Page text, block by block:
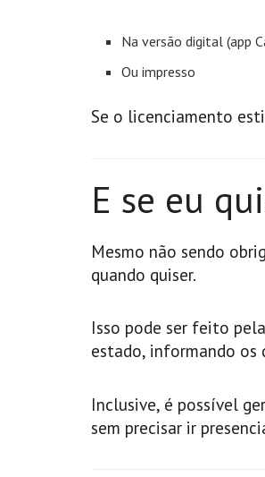
Na versão digital (app
Ou impresso
Se o licenciamento
E se eu
Mesmo não sendo
quando quiser.
Isso pode ser feito
estado, informando os
Inclusive, é possível
sem precisar ir